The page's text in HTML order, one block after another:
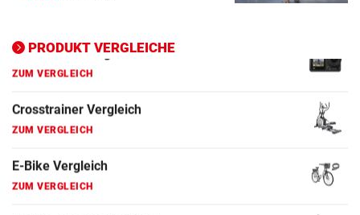
PRODUKT VERGLEICHE
Ergometer Vergleich
Fahrrad Test
Fahrradanhänger Vergleich